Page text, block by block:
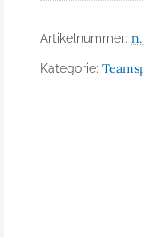
Artikelnummer:
Kategorie: